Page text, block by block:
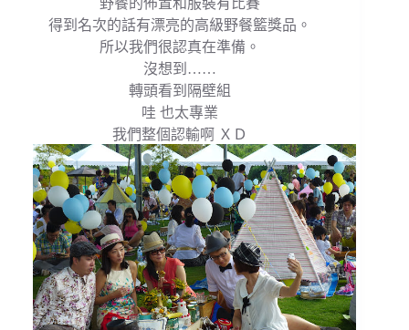
野餐的佈置和服裝有比賽
得到名次的話有漂亮的高級野餐籃獎品。
所以我們很認真在準備。
沒想到……
轉頭看到隔壁組
哇 也太專業
我們整個認輸啊 ＸＤ